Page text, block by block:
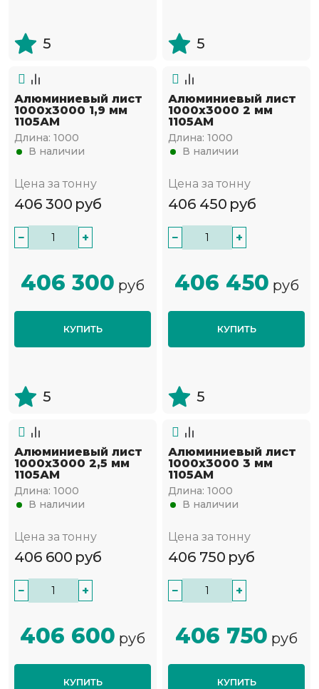
5 5
Алюминиевый лист
1000х3000 1,9 мм
1105АМ
Длина: 1000
В наличии
Цена за тонну
406 300 руб
− +
406 300 руб
КУПИТЬ
5
Алюминиевый лист
1000х3000 2 мм
1105АМ
Длина: 1000
В наличии
Цена за тонну
406 450 руб
− +
406 450 руб
КУПИТЬ
5
Алюминиевый лист
1000х3000 2,5 мм
1105АМ
Длина: 1000
В наличии
Цена за тонну
406 600 руб
− +
406 600 руб
КУПИТЬ
Алюминиевый лист
1000х3000 3 мм
1105АМ
Длина: 1000
В наличии
Цена за тонну
406 750 руб
− +
406 750 руб
КУПИТЬ